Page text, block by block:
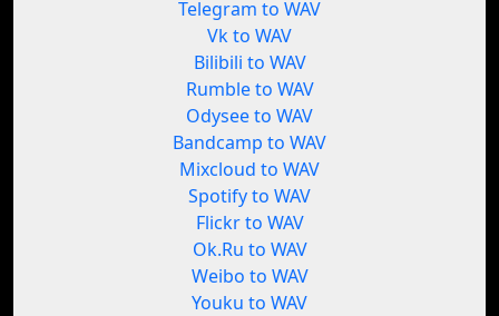
Telegram to WAV
Vk to WAV
Bilibili to WAV
Rumble to WAV
Odysee to WAV
Bandcamp to WAV
Mixcloud to WAV
Spotify to WAV
Flickr to WAV
Ok.Ru to WAV
Weibo to WAV
Youku to WAV